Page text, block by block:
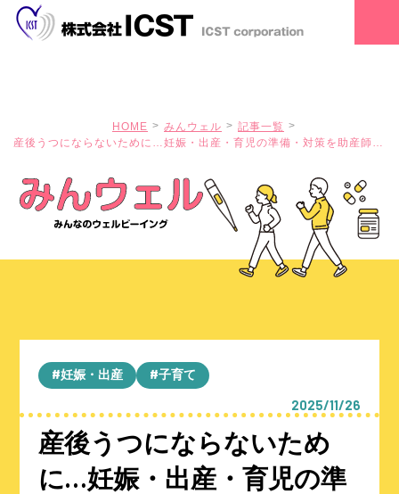
HOME みんウェル
記事一覧
産後うつにならないために…妊娠・出産・育児の準備・対策を助産師が
#妊娠・出産 #子育て
2025/11/26
産後うつにならないため
に…妊娠・出産・育児の準